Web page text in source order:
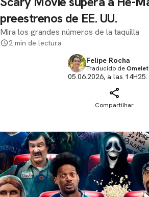
preestrenos de EE. UU.
Mira los grandes números de la taquilla
2 min de lectura
Felipe Rocha
Traducido de
05.06.2026, a las 14H25.
Compartilhar